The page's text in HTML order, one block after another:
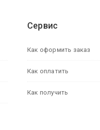
Сервис
Как оформить заказ
Как оплатить
Как получить